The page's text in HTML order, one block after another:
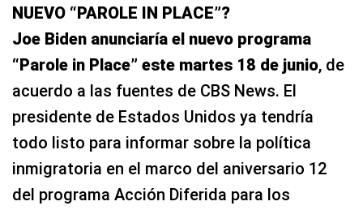
NUEVO “PAROLE IN PLACE”?
Joe Biden anunciaría el nuevo programa
“Parole in Place” este martes 18 de junio, de
acuerdo a las fuentes de CBS News. El
presidente de Estados Unidos ya tendría
todo listo para informar sobre la política
inmigratoria en el marco del aniversario 12
del programa Acción Diferida para los